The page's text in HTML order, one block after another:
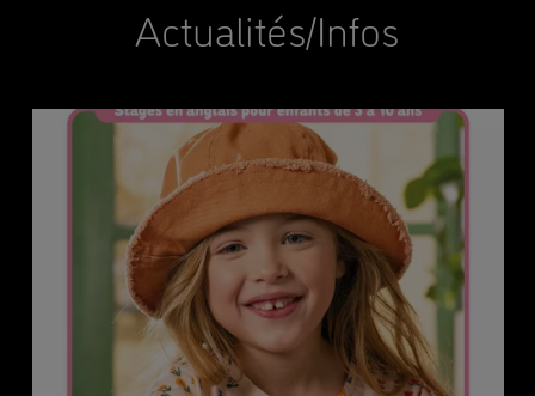
Actualités/Infos